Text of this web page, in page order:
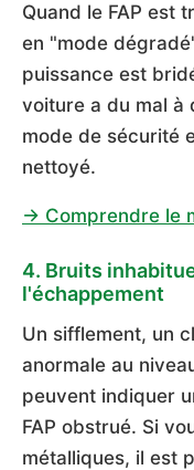
Quand le FAP est
en "mode
puissance est
voiture a du mal à
mode de sécurité
nettoyé.
→ Comprendre le
4. Bruits
l'échappement
Un sifflement, un
anormale au
peuvent indiquer
FAP obstrué. Si
métalliques, il est